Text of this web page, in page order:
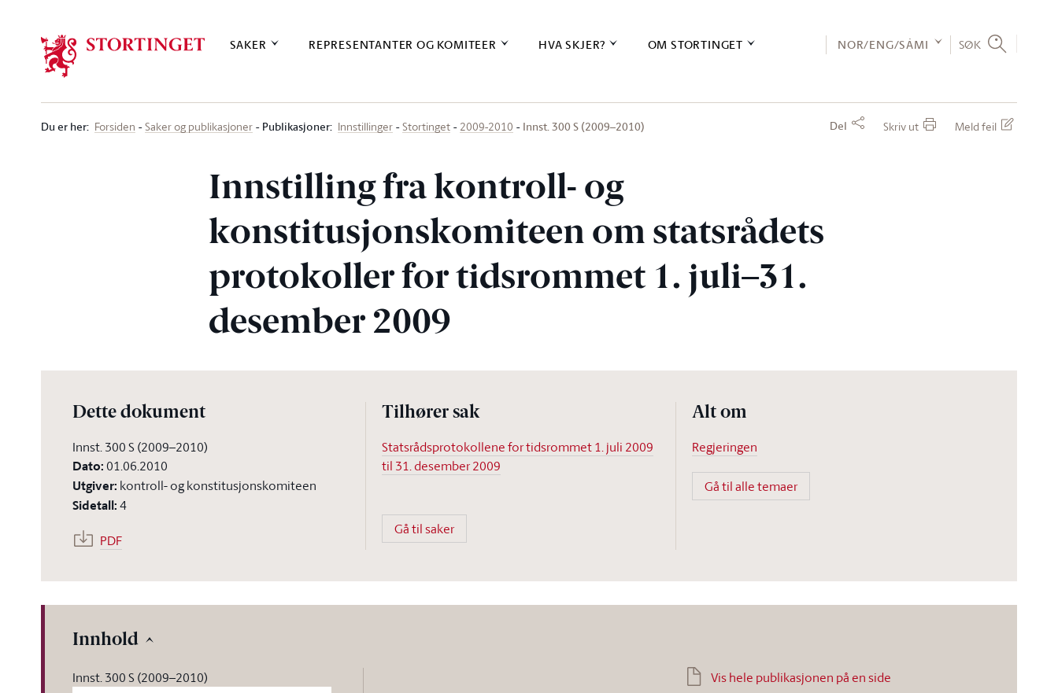
SAKER REPRESENTANTER OG KOMITEER HVA SKJER? OM STORTINGET NOR/ENG/SÁMI SØK
Du er her: Forsiden Saker og publikasjoner Publikasjoner: Innstillinger Stortinget 2009-2010 Innst. 300 S (2009–2010) Del Skriv ut Meld feil
Innstilling fra kontroll- og
konstitusjonskomiteen om statsrådets
protokoller for tidsrommet 1. juli–31.
desember 2009
Dette dokument
Innst. 300 S (2009–2010)
Dato:01.06.2010
Utgiver: kontroll- og konstitusjonskomiteen
Sidetall:4
PDF
Tilhører sak
Statsrådsprotokollene for tidsrommet 1. juli 2009
til 31. desember 2009
Gå til saker
Alt om
Regjeringen
Gå til alle temaer
Innhold
Innst. 300 S (2009–2010) Vis hele publikasjonen på en side